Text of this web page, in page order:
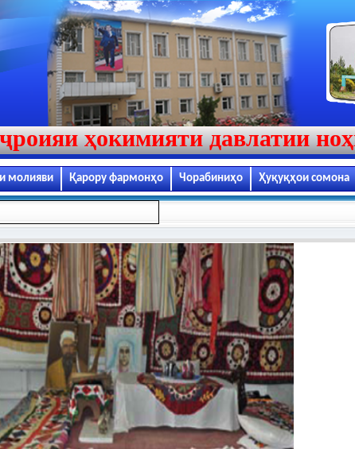
ҳокимияти давлатии
молияви Қарору фармонҳо Чорабиниҳо Ҳуқуқҳои сомона